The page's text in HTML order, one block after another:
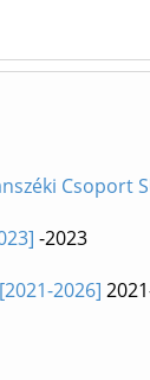
Csoport
-2023
2026]